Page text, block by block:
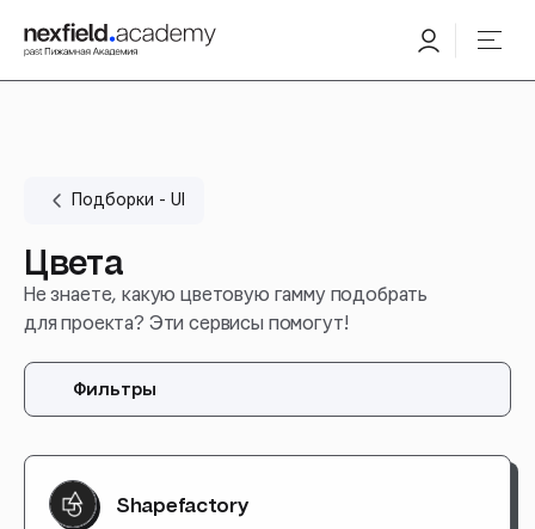
Подборки - UI
Цвета
Не знаете, какую цветовую гамму подобрать
для проекта? Эти сервисы помогут!
Фильтры
Shapefactory